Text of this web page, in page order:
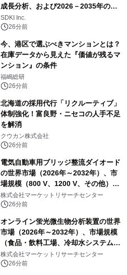
成長分析、および2026－2035年の予
測
SDKI Inc.
26分前
今、港区で選ぶべきマンションとは？
在庫データから見えた『価値が残るマ
ンション』の条件
福嶋総研
26分前
北海道の採用代行「リクルーティブ」
体制強化！富良野・ニセコの人手不足
を解消
クウカン株式会社
26分前
電気自動車用ブリッジ整流ダイオード
の世界市場（2026年～2032年）、市
場規模（800 V、1200 V、その他）・
分析レポートを発表
株式会社マーケットリサーチセンター
26分前
オンライン蛍光微生物分析装置の世界
市場（2026年～2032年）、市場規模
（食品・飲料工場、冷却水システム、
病院、飲料水安全警報システム）・分
析レポートを発表
株式会社マーケットリサーチセンター
26分前